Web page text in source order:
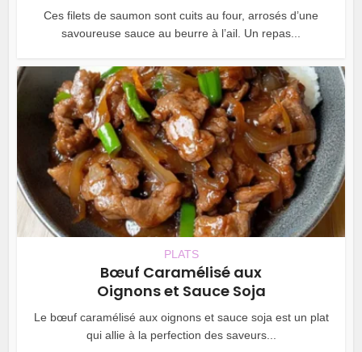
Ces filets de saumon sont cuits au four, arrosés d’une
savoureuse sauce au beurre à l’ail. Un repas...
PLATS
Bœuf Caramélisé aux
Oignons et Sauce Soja
Le bœuf caramélisé aux oignons et sauce soja est un plat
qui allie à la perfection des saveurs...